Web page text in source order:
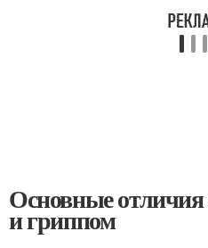
Основные
и гриппом